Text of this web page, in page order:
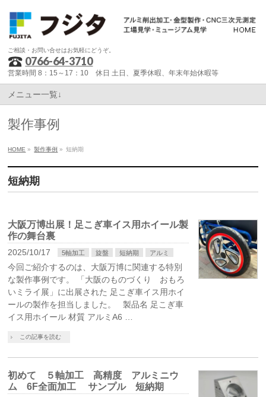
ご相談・お問い合せはお気軽にどうぞ。
0766-64-3710
営業時間 8：15～17：10 休日 土日、夏季休暇、年末年始休暇等
メニュー一覧↓
製作事例
HOME » 製作事例 » 短納期
短納期
大阪万博出展！足こぎ車イス用ホイール製
作の舞台裏
2025/10/17 5軸加工 旋盤 短納期 アルミ
今回ご紹介するのは、大阪万博に関連する特別
な製作事例です。 「大阪のものづくり おもろ
いミライ展」に出展された 足こぎ車イス用ホイ
ールの製作を担当しました。 製品名 足こぎ車
イス用ホイール 材質 アルミA6 …
この記事を読む
初めて ５軸加工 高精度 アルミニウ
ム 6F全面加工 サンプル 短納期